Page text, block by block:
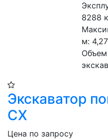
8288
м:
Объем
Экскаватор
CX
Цена по запросу